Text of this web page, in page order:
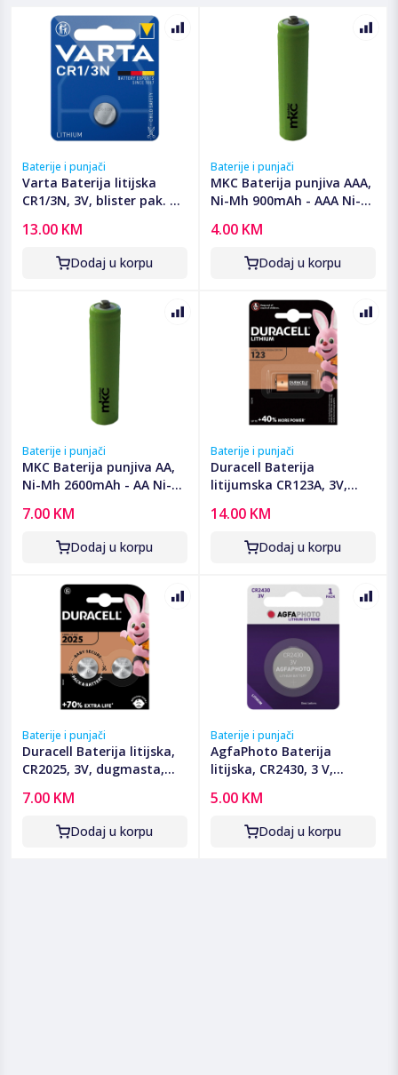
Baterije i punjači
Varta Baterija litijska
CR1/3N, 3V, blister pak. 1
13.00 KM
Dodaj u korpu
Baterije i punjači
MKC Baterija punjiva AAA,
Ni-Mh 900mAh - AAA Ni-
4.00 KM
Dodaj u korpu
Baterije i punjači
MKC Baterija punjiva AA,
Ni-Mh 2600mAh - AA Ni-
7.00 KM
Dodaj u korpu
Baterije i punjači
Duracell Baterija
litijumska CR123A, 3V,
14.00 KM
Dodaj u korpu
Baterije i punjači
Duracell Baterija litijska,
CR2025, 3V, dugmasta,
7.00 KM
Dodaj u korpu
Baterije i punjači
AgfaPhoto Baterija
litijska, CR2430, 3 V,
CR2430 B1
5.00 KM
Dodaj u korpu